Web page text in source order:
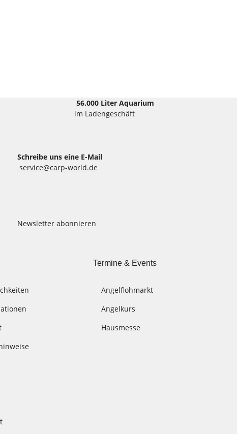
56.000 Liter Aquarium
im Ladengeschäft
Schreibe uns eine E-Mail
service@carp-world.de
Newsletter abonnieren
Termine & Events
Angelflohmarkt
Angelkurs
Hausmesse